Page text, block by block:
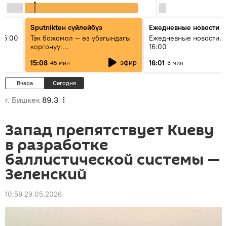
Sputnikteн сүйлөйбүз
Так божомол — өз убагындагы
коргонуу:
гидрометеорологиялык кызмат
кантип өркүндөтүлүүдө
15:08 45 мин эфир
Ежедневные новости
Ежедневные новости.
16:00
16:01 3 мин
Вчера Сегодня
г. Бишкек 89.3
Запад препятствует Киеву
в разработке
баллистической системы —
Зеленский
10:59 29.05.2026